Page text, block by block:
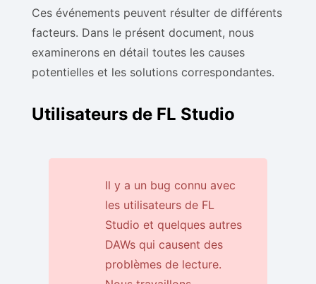
Ces événements peuvent résulter de différents
facteurs. Dans le présent document, nous
examinerons en détail toutes les causes
potentielles et les solutions correspondantes.
Utilisateurs de FL Studio
Il y a un bug connu avec
les utilisateurs de FL
Studio et quelques autres
DAWs qui causent des
problèmes de lecture.